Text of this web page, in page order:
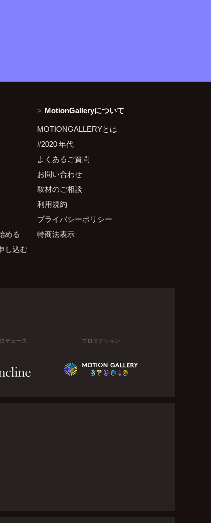
める
し込む
MotionGalleryについて
MOTIONGALLERYとは
#2020 年代
よくあるご質問
お問い合わせ
取材のご相談
利用規約
プライバシーポリシー
特商法表示
デュース プロダクション